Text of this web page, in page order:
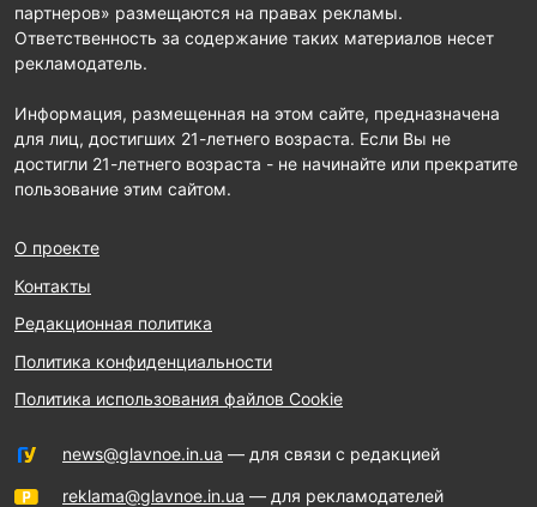
партнеров» размещаются на правах рекламы.
Ответственность за содержание таких материалов несет
рекламодатель.
Информация, размещенная на этом сайте, предназначена
для лиц, достигших 21-летнего возраста. Если Вы не
достигли 21-летнего возраста - не начинайте или прекратите
пользование этим сайтом.
О проекте
Контакты
Редакционная политика
Политика конфиденциальности
Политика использования файлов Cookie
news@glavnoe.in.ua — для связи с редакцией
reklama@glavnoe.in.ua — для рекламодателей